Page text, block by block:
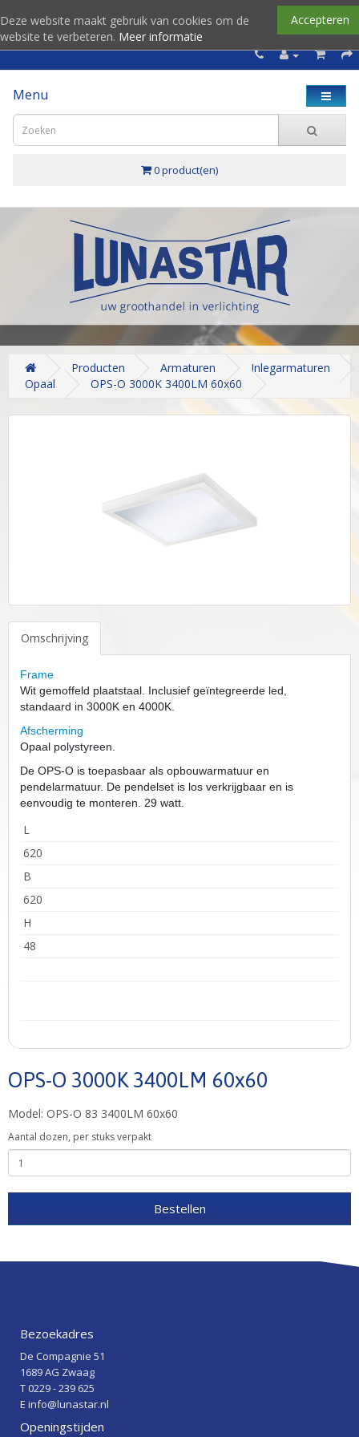
Accepteren
Deze website maakt gebruik van cookies om de
website te verbeteren. Meer informatie
Menu
0 product(en)
Producten Armaturen
Inlegarmaturen
Opaal
OPS-O 3000K 3400LM 60x60
Omschrijving
Frame
Wit gemoffeld plaatstaal. Inclusief geïntegreerde led,
standaard in 3000K en 4000K.
Afscherming
Opaal polystyreen.
De OPS-O is toepasbaar als opbouwarmatuur en
pendelarmatuur. De pendelset is los verkrijgbaar en is
eenvoudig te monteren. 29 watt.
L
620
B
620
H
48
OPS-O 3000K 3400LM 60x60
Model: OPS-O 83 3400LM 60x60
Aantal dozen, per stuks verpakt
Bestellen
Bezoekadres
De Compagnie 51
1689 AG Zwaag
T 0229 - 239 625
E info@lunastar.nl
Openingstijden